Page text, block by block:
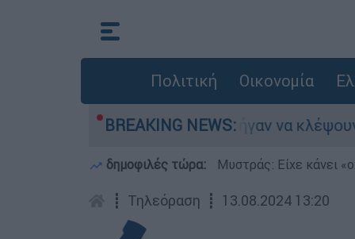
Πολιτική Οικονομία
BREAKING NEWS:
Άνω Λιόσια: Πήγαν να κλέψουν
δημοφιλές τώρα: Μυστράς: Είχε κάνει
┋ Τηλεόραση ┋ 13.08.2024 13:20